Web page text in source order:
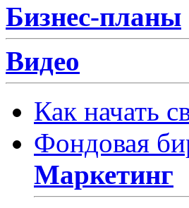
Бизнес-планы
Видео
Как начать
Фондовая
Маркетинг